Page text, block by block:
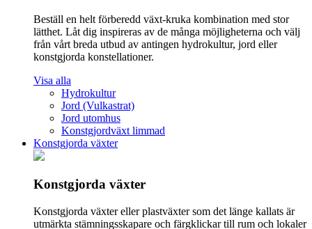
Beställ en helt förberedd växt-kruka kombination med stor
lätthet. Låt dig inspireras av de många möjligheterna och välj
från vårt breda utbud av antingen hydrokultur, jord eller
konstgjorda konstellationer.
Visa alla
Hydrokultur
Jord (Vulkastrat)
Jord utomhus
Konstgjordväxt limmad
Konstgjorda växter
Konstgjorda växter
Konstgjorda växter eller plastväxter som det länge kallats är
utmärkta stämningsskapare och färgklickar till rum och lokaler